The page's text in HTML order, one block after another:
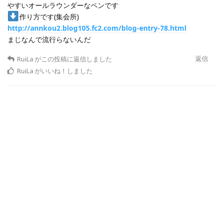
やすいオールラウンダーなペンです
作り方です(集会所)
http://annkou2.blog105.fc2.com/blog-entry-78.html
まじなんで流行らないんだ
返信
RuiLa がこの投稿に返信しました
RuiLa がいいね！しました